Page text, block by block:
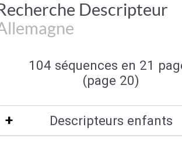
Descripteur
104 séquences en 21
(page 20)
Descripteurs enfants